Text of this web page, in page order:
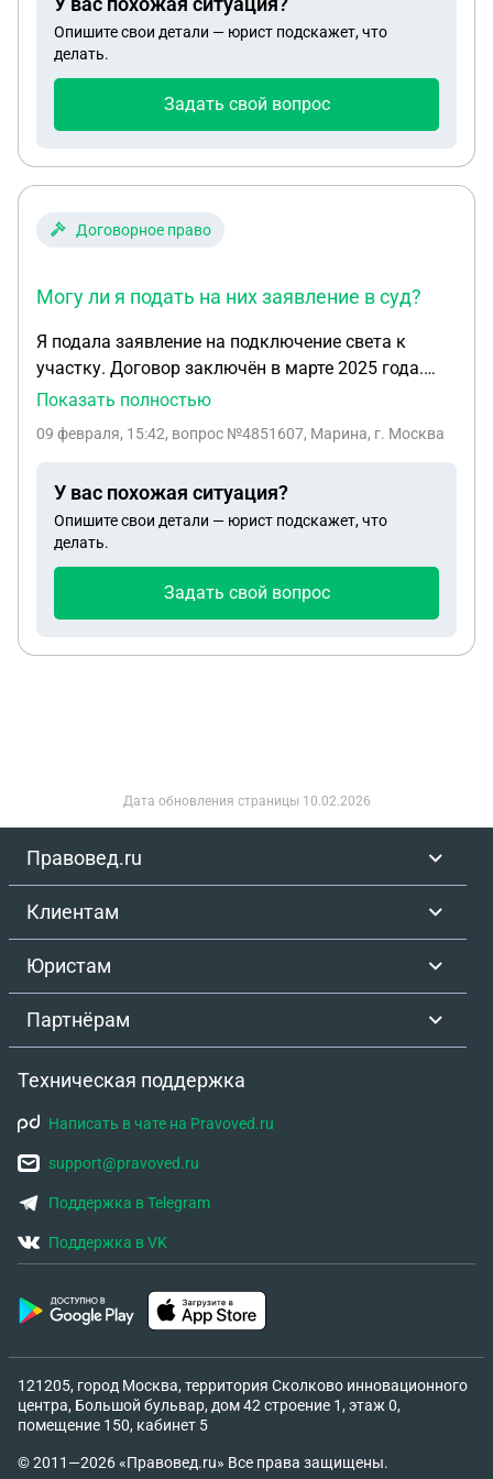
медсправка есть. Участковый водил его на суд ,
дали штраф 5000 в фонд государства и год
предупреждения, год еще не прошёл. Могу ли я
Какие сроки давности? Можно ли их оспорить ? И,
угрожающие действия . С ув .
Опишите свои детали — юрист подскажет, что
делать.
Задать свой вопрос
Договорное право
Могу ли я подать на них заявление в суд?
Я подала заявление на подключение света к
участку. Договор заключён в марте 2025 года.
Сегодня февраль 2026 г. Свет до сих пор не
проводить новую линию, то подрядчика
подать на них заявление в суд? И куда
обратиться?
Показать полностью
09 февраля, 15:42, вопрос №4851607, Марина, г. Москва
У вас похожая ситуация?
Опишите свои детали — юрист подскажет, что
делать.
Задать свой вопрос
Дата обновления страницы 10.02.2026
Правовед.ru
Клиентам
Юристам
Партнёрам
Техническая поддержка
Написать в чате на Pravoved.ru
support@pravoved.ru
Поддержка в Telegram
Поддержка в VK
121205, город Москва, территория Сколково инновационного
центра, Большой бульвар, дом 42 строение 1, этаж 0,
помещение 150, кабинет 5
© 2011—2026 «Правовед.ru» Все права защищены.